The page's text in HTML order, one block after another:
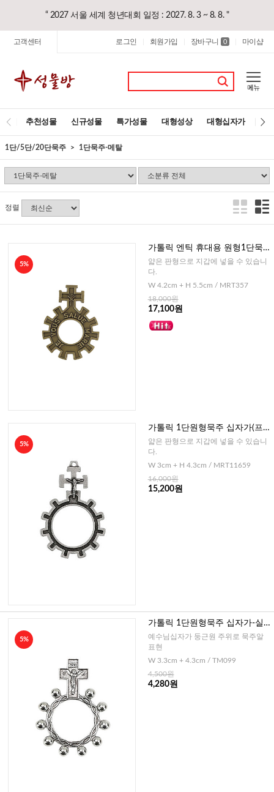
“ 2027 서울 세계 청년대회 일정 : 2027. 8. 3 ~ 8. 8. "
고객센터 로그인 회원가입 장바구니 0 마이샵
추천성물 신규성물 특가성물 대형성상 대형십자가 레
1단/5단/20단묵주 1단묵주-메탈
정렬
5%
가톨릭 엔틱 휴대용 원형1단묵주
(프랑스)
얇은 판형으로 지갑에 넣을 수 있습니
다.
W 4.2cm + H 5.5cm / MRT357
18,000원
17,100원
5%
가톨릭 1단원형묵주 십자가(프랑
스)
얇은 판형으로 지갑에 넣을 수 있습니
다.
W 3cm + H 4.3cm / MRT11659
16,000원
15,200원
5%
가톨릭 1단원형묵주 십자가-실
버
예수님십자가 둥근원 주위로 묵주알
표현
W 3.3cm + 4.3cm / TM099
4,500원
4,280원